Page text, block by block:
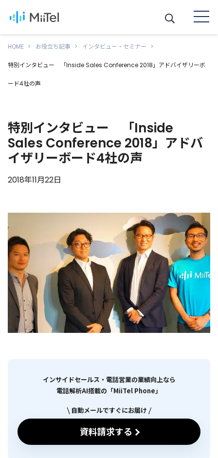
HOME お役立ち記事 インタビュー・セミナー
特別インタビュー 「Inside Sales Conference 2018」アドバイザリーボ
ード4社の声
特別インタビュー 「Inside
Sales Conference 2018」アドバ
イザリーボード4社の声
2018年11月22日
インサイドセールス・電話営業の業績向上なら
電話解析AI搭載の「MiiTel Phone」
自動メールですぐにお届け
資料請求する